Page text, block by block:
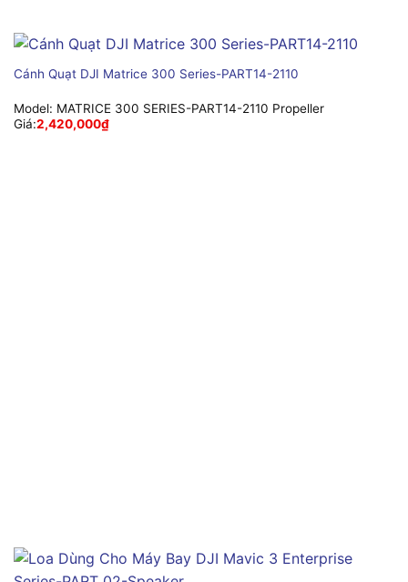
Cánh Quạt DJI Matrice 300 Series-PART14-2110
Model: MATRICE 300 SERIES-PART14-2110 Propeller
Giá:2,420,000₫